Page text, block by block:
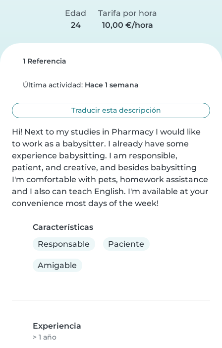
Edad
24
Tarifa por hora
10,00 €/hora
1 Referencia
Última actividad: Hace 1 semana
Traducir esta descripción
Hi! Next to my studies in Pharmacy I would like
to work as a babysitter. I already have some
experience babysitting. I am responsible,
patient, and creative, and besides babysitting
I'm comfortable with pets, homework assistance
and I also can teach English. I'm available at your
convenience most days of the week!
Características
Responsable
Paciente
Amigable
Experiencia
> 1 año